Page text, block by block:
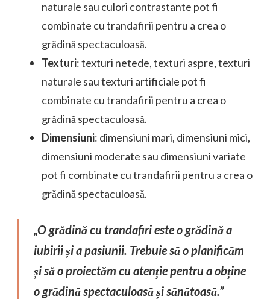
naturale sau culori contrastante pot fi
combinate cu trandafirii pentru a crea o
grădină spectaculoasă.
Texturi: texturi netede, texturi aspre, texturi
naturale sau texturi artificiale pot fi
combinate cu trandafirii pentru a crea o
grădină spectaculoasă.
Dimensiuni: dimensiuni mari, dimensiuni mici,
dimensiuni moderate sau dimensiuni variate
pot fi combinate cu trandafirii pentru a crea o
grădină spectaculoasă.
„O grădină cu trandafiri este o grădină a
iubirii și a pasiunii. Trebuie să o planificăm
și să o proiectăm cu atenție pentru a obține
o grădină spectaculoasă și sănătoasă.”